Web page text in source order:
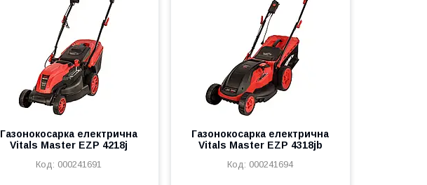
Газонокосарка електрична
Vitals Master EZP 4218j
000241691
Газонокосарка електрична
Vitals Master EZP 4318jb
000241694